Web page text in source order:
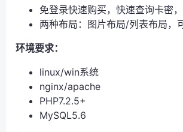
免登录快速购买，快速查询卡密
两种布局：图片布局/列表布局，
环境要求：
linux/win系统
nginx/apache
PHP7.2.5+
MySQL5.6